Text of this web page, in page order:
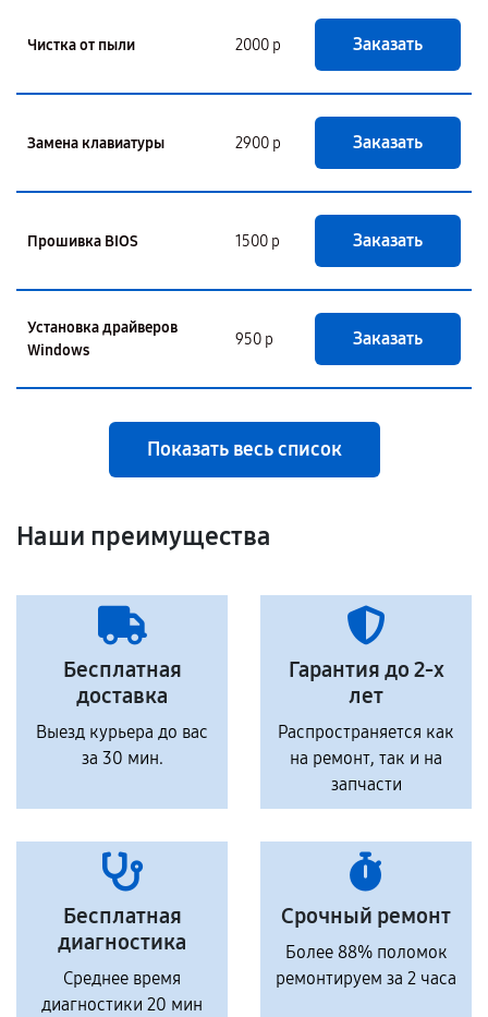
Чистка от пыли 2000 р Заказать
Замена клавиатуры 2900 р Заказать
Прошивка BIOS 1500 р Заказать
Установка драйверов
Windows
950 р Заказать
Показать весь список
Наши преимущества
Бесплатная
доставка
Выезд курьера до вас
за 30 мин.
Гарантия до 2-х
лет
Распространяется как
на ремонт, так и на
запчасти
Бесплатная
диагностика
Среднее время
диагностики 20 мин
Срочный ремонт
Более 88% поломок
ремонтируем за 2 часа